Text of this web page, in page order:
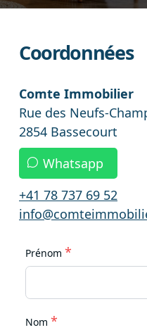
Coordonnées
Comte Immobilier
Rue des Neufs-
2854 Bassecourt
Whatsapp
+41 78 737 69 52
Prénom *
Nom *